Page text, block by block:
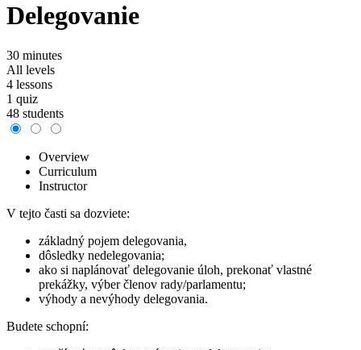
Delegovanie
30 minutes
All levels
4 lessons
1 quiz
48 students
Overview
Curriculum
Instructor
V tejto časti sa dozviete:
základný pojem delegovania,
dôsledky nedelegovania;
ako si naplánovať delegovanie úloh, prekonať vlastné
prekážky, výber členov rady/parlamentu;
výhody a nevýhody delegovania.
Budete schopní: